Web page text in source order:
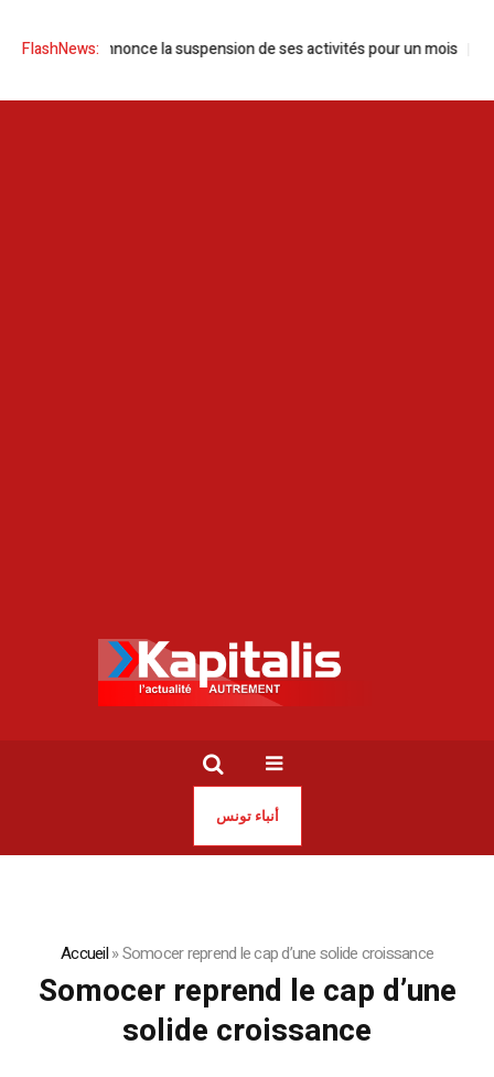
FlashNews:
Tunisie annonce la suspension de ses activités pour un mois
أنباء تونس
Accueil»Somocer reprend le cap d’une solide croissance
Somocer reprend le cap d’une
solide croissance